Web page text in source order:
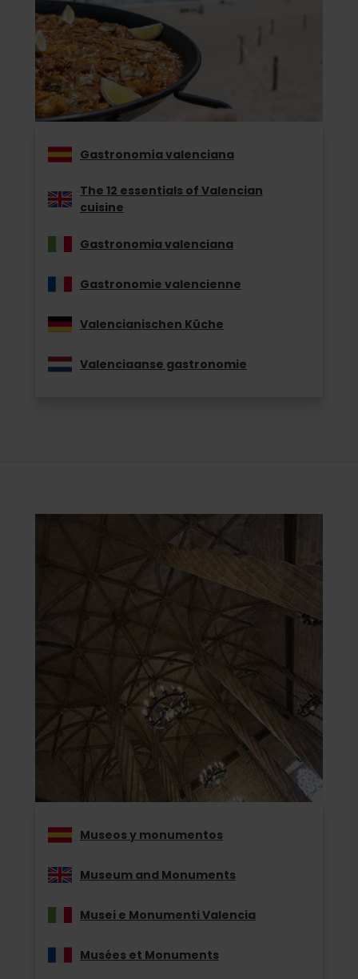
Gastronomía valenciana
The 12 essentials of Valencian
cuisine
Gastronomia valenciana
Gastronomie valencienne
Valencianischen Küche
Valenciaanse gastronomie
Museos y monumentos
Museum and Monuments
Musei e Monumenti Valencia
Musées et Monuments